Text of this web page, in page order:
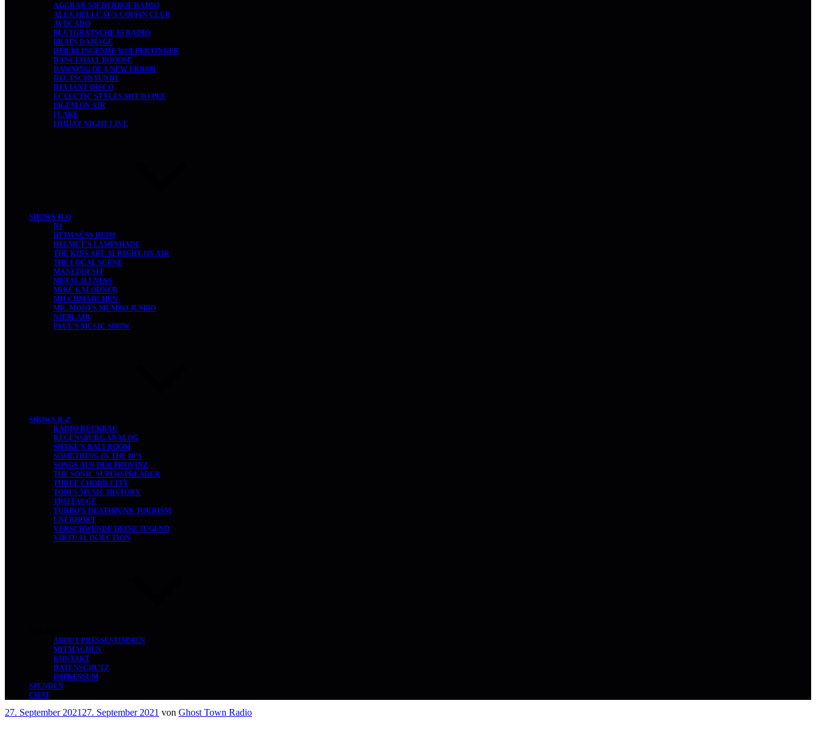
AGGRAR NIEDERHOF RADIO
ALEX HELLCAT’S COFFIN CLUB
AVOCADO
BLUTGRÄTSCHE 05 RADIO
BRAIN DAMAGE
DER KLINGENDE WOLPERTINGER
DANCEHALL BOOOM!
DAWNING OF A NEW ERROR
DEUTSCHSTUNDE
DEVIANT DISCO
ECLECTIC STYLES MIT DJ PEE
ER-EM ON AIR
FLAKE
FRIDAY NIGHT LIVE
SHOWS H-Q
H1
HEIM SÜSS HEIM
HELMET’S LAMPSHADE
THE KIDS ARE ALRIGHT ON AIR
THE LOCAL SCENE
MANEDOESIT
METAL ILLNESS
MIKE KALODNER
MILCHMÄDCHEN
MR. MOJO’S MUMBO JUMBO
NIEBLAIR
PAUL’S MUSIC SHOW
SHOWS R-Z
RADIO RÜCKBAU
REGENSBURG ANALOG
SHAKE’S BALLROOM
SOMETHING IN THE 80’S
SONGS AUS DER PROVINZ
THE SONIC SUPERSPREADER
THREE CHORD CITY
TOBI’S MUSIC HISTORY
TRIEFAUGE
TURBO’S DEATHPUNK TOURISM
UNERHÖRT
VERSCHWENDE DEINE JUGEND
VIRTUAL INJECTION
ABOUT/PRESSESTIMMEN
MITMACHEN
KONTAKT
DATENSCHUTZ
IMPRESSUM
SPENDEN
CHAT
Veröffentlicht
27. September 2021 27. September 2021 von Ghost Town Radio